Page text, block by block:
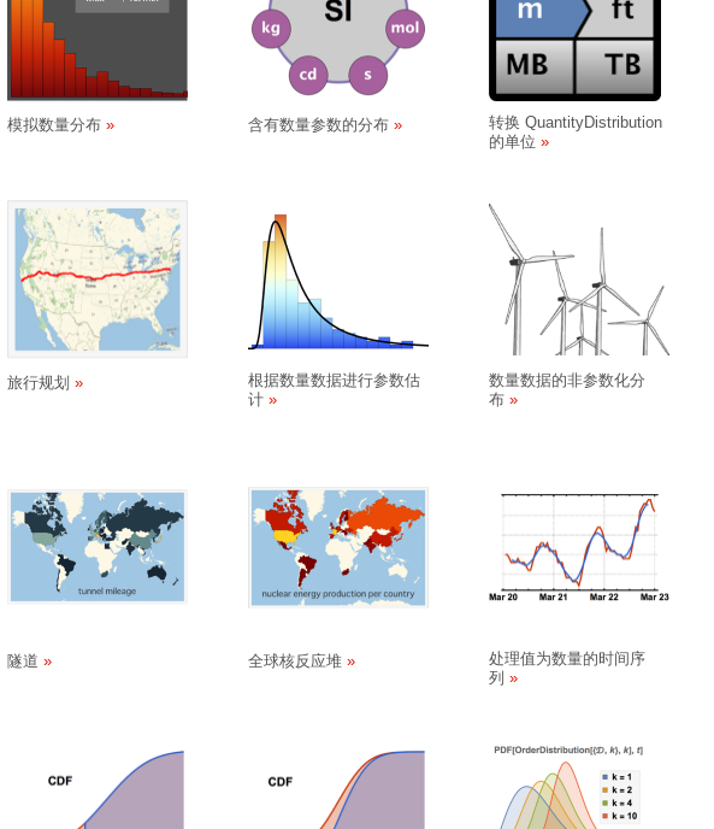
模拟数量分布 含有数量参数的分布
转换 QuantityDistribution
的单位
旅行规划
根据数量数据进行参数估
计
数量数据的非参数化分
布
隧道 全球核反应堆
处理值为数量的时间序
列